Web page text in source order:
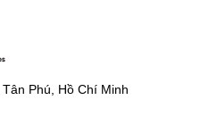
Phú, Hồ Chí Minh